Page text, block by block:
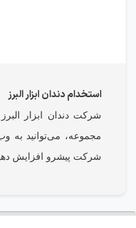
استخدام دندان ابزار البرز
شرکت دندان ابزار
مجموعه، می‌توانید به
شرکت پیشرو افزایش